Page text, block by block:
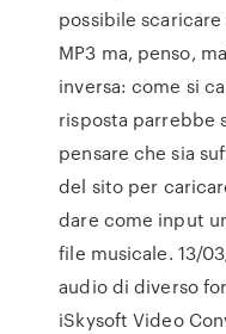
possibile
MP3 ma, penso,
inversa: come si
risposta parrebbe
pensare che sia
del sito per
dare come input
file musicale. 13/
audio di diverso
iSkysoft Video